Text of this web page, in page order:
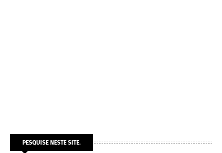
PESQUISE NESTE SITE.